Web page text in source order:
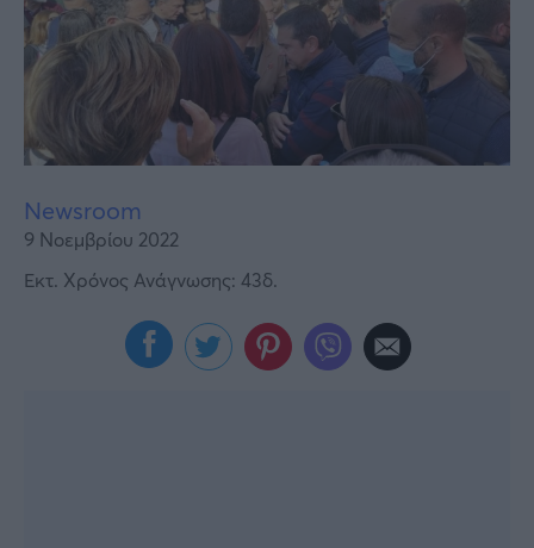
Υγεία
Γυναίκα
Καιρός
Newsroom
9 Νοεμβρίου 2022
Εκτ. Χρόνος Ανάγνωσης: 43δ.